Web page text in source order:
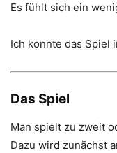
Es fühlt sich ein
Ich konnte das Spiel
Das Spiel
Man spielt zu zweit
Dazu wird zunächst